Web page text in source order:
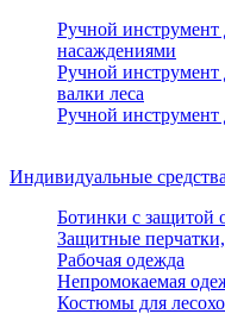
Ручной инструмент
насаждениями
Ручной инструмент
валки леса
Ручной инструмент
Индивидуальные
Ботинки с защитой
Защитные
Рабочая одежда
Непромокаемая
Костюмы для